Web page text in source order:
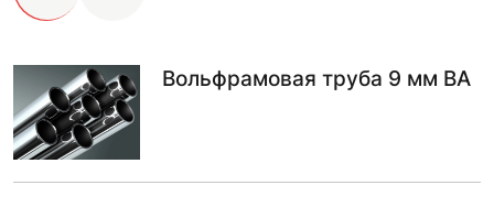
Вольфрамовая труба 9 мм ВА